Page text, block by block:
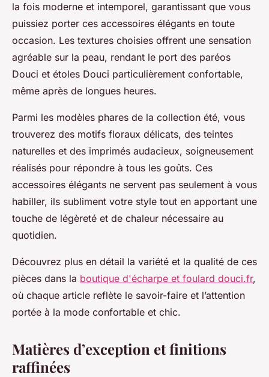
la fois moderne et intemporel, garantissant que vous
puissiez porter ces accessoires élégants en toute
occasion. Les textures choisies offrent une sensation
agréable sur la peau, rendant le port des paréos
Douci et étoles Douci particulièrement confortable,
même après de longues heures.
Parmi les modèles phares de la collection été, vous
trouverez des motifs floraux délicats, des teintes
naturelles et des imprimés audacieux, soigneusement
réalisés pour répondre à tous les goûts. Ces
accessoires élégants ne servent pas seulement à vous
habiller, ils subliment votre style tout en apportant une
touche de légèreté et de chaleur nécessaire au
quotidien.
Découvrez plus en détail la variété et la qualité de ces
pièces dans la boutique d'écharpe et foulard douci.fr,
où chaque article reflète le savoir-faire et l’attention
portée à la mode confortable et chic.
Matières d’exception et finitions
raffinées